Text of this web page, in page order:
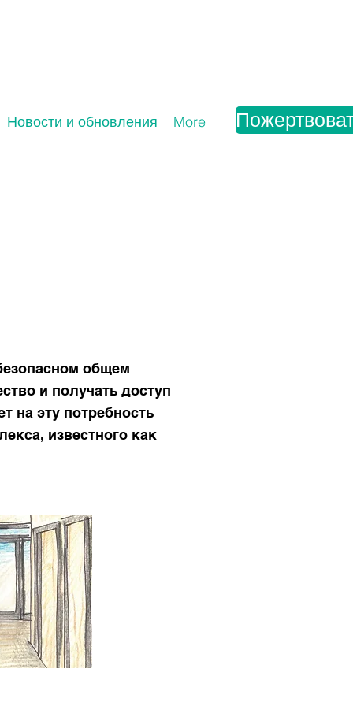
Новости и обновления More
общем
и получать доступ
на эту потребность
известного как